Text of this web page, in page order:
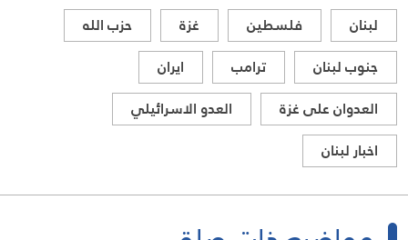
لبنان فلسطين غزة
حزب الله
جنوب لبنان
ترامب
ايران
العدوان على غزة
العدو الاسرائيلي
اخبار لبنان